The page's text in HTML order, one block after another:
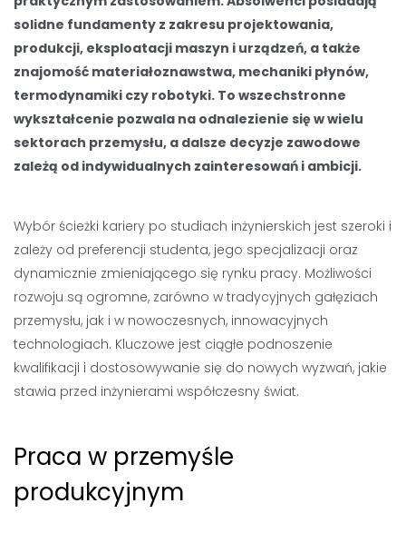
solidne fundamenty z zakresu projektowania,
produkcji, eksploatacji maszyn i urządzeń, a także
znajomość materiałoznawstwa, mechaniki płynów,
termodynamiki czy robotyki. To wszechstronne
wykształcenie pozwala na odnalezienie się w wielu
sektorach przemysłu, a dalsze decyzje zawodowe
zależą od indywidualnych zainteresowań i ambicji.
Wybór ścieżki kariery po studiach inżynierskich jest szeroki i
zależy od preferencji studenta, jego specjalizacji oraz
dynamicznie zmieniającego się rynku pracy. Możliwości
rozwoju są ogromne, zarówno w tradycyjnych gałęziach
przemysłu, jak i w nowoczesnych, innowacyjnych
technologiach. Kluczowe jest ciągłe podnoszenie
kwalifikacji i dostosowywanie się do nowych wyzwań, jakie
stawia przed inżynierami współczesny świat.
Praca w przemyśle
produkcyjnym